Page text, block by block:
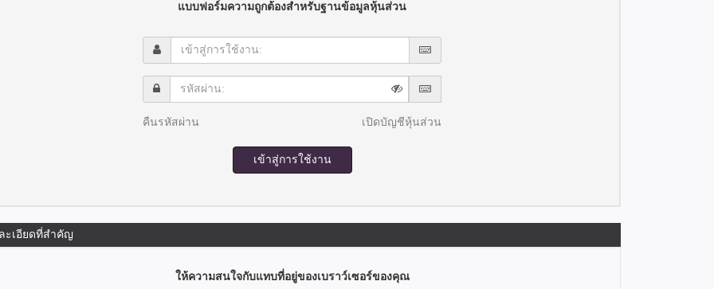
แบบฟอร์มความถูกต้องสำหรับฐานข้อมูลหุ้นส่วน
เข้า
สู่
การ
ใช้
รหัส
ผ่าน:
คืนรหัสผ่าน
เปิดบัญชีหุ้นส่วน
เข้าสู่การใช้งาน
ะเอียดที่สำคัญ
ให้ความสนใจกับแทบที่อยู่ของเบราว์เซอร์ของคุณ